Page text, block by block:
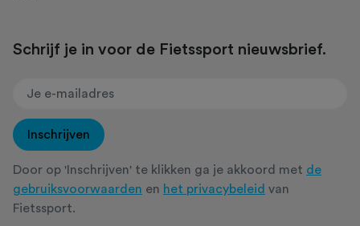
Schrijf je in voor de Fietssport nieuwsbrief.
Inschrijven
Door op 'Inschrijven' te klikken ga je akkoord met de
gebruiksvoorwaarden en het privacybeleid van
Fietssport.